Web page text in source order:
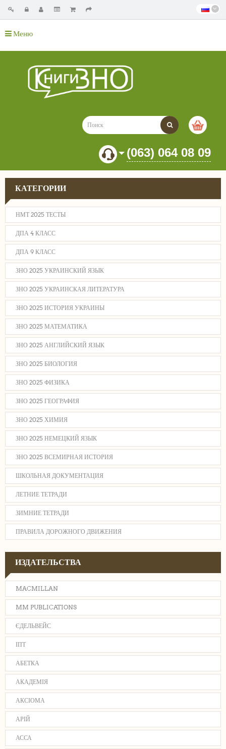
Меню
(063) 064 08 09
КАТЕГОРИИ
НМТ 2025 ТЕСТЫ
ДПА 4 КЛАСС
ДПА 9 КЛАСС
ЗНО 2025 УКРАИНСКИЙ ЯЗЫК
ЗНО 2025 УКРАИНСКАЯ ЛИТЕРАТУРА
ЗНО 2025 ИСТОРИЯ УКРАИНЫ
ЗНО 2025 МАТЕМАТИКА
ЗНО 2025 АНГЛИЙСКИЙ ЯЗЫК
ЗНО 2025 БИОЛОГИЯ
ЗНО 2025 ФИЗИКА
ЗНО 2025 ГЕОГРАФИЯ
ЗНО 2025 ХИМИЯ
ЗНО 2025 НЕМЕЦКИЙ ЯЗЫК
ЗНО 2025 ВСЕМИРНАЯ ИСТОРИЯ
ШКОЛЬНАЯ ДОКУМЕНТАЦИЯ
ЛЕТНИЕ ТЕТРАДИ
ЗИМНИЕ ТЕТРАДИ
ПРАВИЛА ДОРОЖНОГО ДВИЖЕНИЯ
ИЗДАТЕЛЬСТВА
MACMILLAN
MM PUBLICATIONS
ЄДЕЛЬВЕЙС
ІПТ
АБЕТКА
АКАДЕМІЯ
АКСІОМА
АРІЙ
АССА